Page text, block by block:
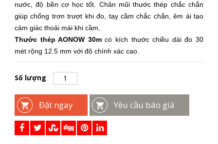
nước, độ bền cơ học tốt. Chân mũi thước thép chắc chắn
giúp chống trơn trượt khi đo, tay cầm chắc chắn, êm ái tạo
cảm giác thoải mái khi cầm.
Thước thép AONOW 30mcó kích thước chiều dài đo 30
mét rộng 12.5 mm với độ chính xác cao.
Số lượng
Đặt ngay Yêu cầu báo giá